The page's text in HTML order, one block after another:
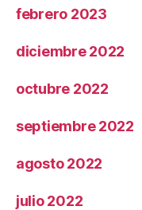
febrero 2023
diciembre 2022
octubre 2022
septiembre 2022
agosto 2022
julio 2022